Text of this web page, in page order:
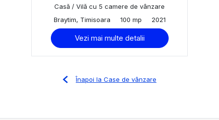
Casă / Vilă cu 5 camere de vânzare
Braytim, Timisoara
100 mp 2021
Vezi mai multe detalii
Înapoi la Case de vânzare